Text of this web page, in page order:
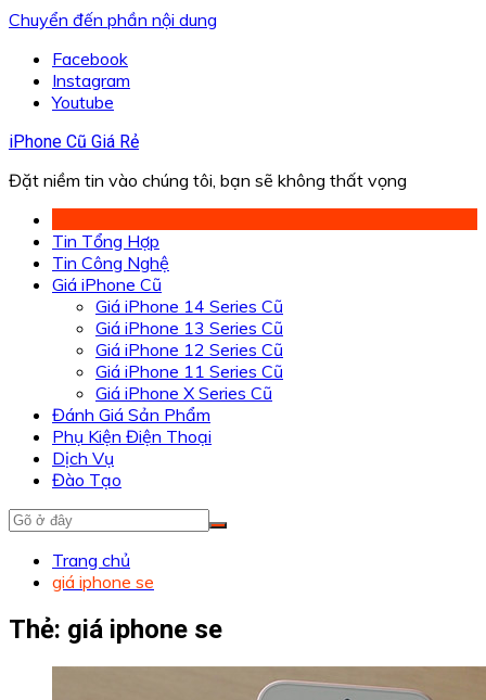
Chuyển đến phần nội dung
Facebook
Instagram
Youtube
iPhone Cũ Giá Rẻ
Đặt niềm tin vào chúng tôi, bạn sẽ không thất vọng
Tin Tổng Hợp
Tin Công Nghệ
Giá iPhone Cũ
Giá iPhone 14 Series Cũ
Giá iPhone 13 Series Cũ
Giá iPhone 12 Series Cũ
Giá iPhone 11 Series Cũ
Giá iPhone X Series Cũ
Đánh Giá Sản Phẩm
Phụ Kiện Điện Thoại
Dịch Vụ
Đào Tạo
Trang chủ
giá iphone se
Thẻ: giá iphone se